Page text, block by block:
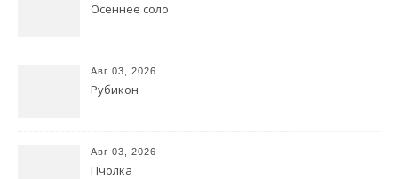
Осеннее соло
Авг 03, 2026
Рубикон
Авг 03, 2026
Пчолка